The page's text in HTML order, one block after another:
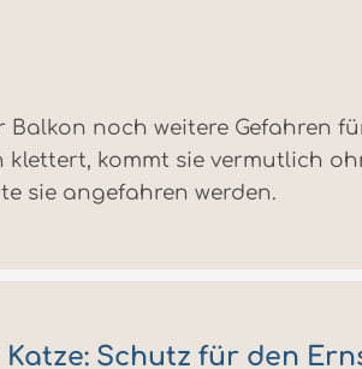
noch weitere Gefahren
kommt sie vermutlich
sie angefahren werden.
Schutz für den